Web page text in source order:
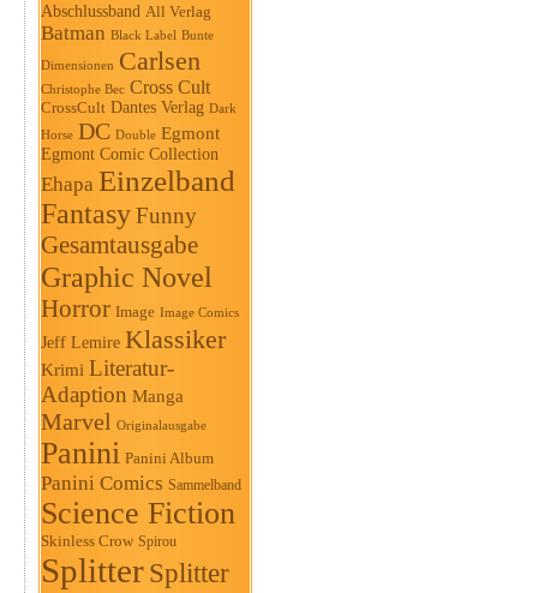
Abschlussband All Verlag
Batman Black Label Bunte
Dimensionen Carlsen
Christophe Bec Cross Cult
CrossCult Dantes Verlag Dark
Horse DC Double Egmont
Egmont Comic Collection
Ehapa Einzelband
FantasyFunny
Gesamtausgabe
Graphic Novel
Horror Image Image Comics
Jeff Lemire Klassiker
Krimi Literatur-
Adaption Manga
Marvel Originalausgabe
Panini Panini Album
Panini Comics Sammelband
Science Fiction
Skinless Crow Spirou
Splitter Splitter